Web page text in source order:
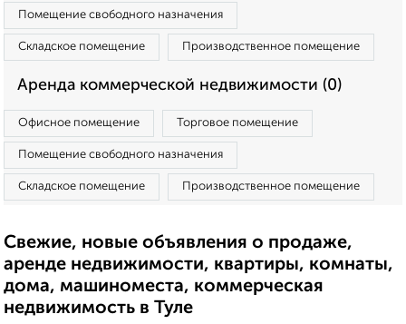
Помещение свободного назначения
Складское помещение Производственное помещение
Аренда коммерческой недвижимости (0)
Офисное помещение Торговое помещение
Помещение свободного назначения
Складское помещение Производственное помещение
Свежие, новые объявления о продаже,
аренде недвижимости, квартиры, комнаты,
дома, машиноместа, коммерческая
недвижимость в Туле